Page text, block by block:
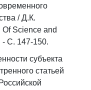
/ Д.К.
Of Science and
С. 147-150.
субъекта
статьей